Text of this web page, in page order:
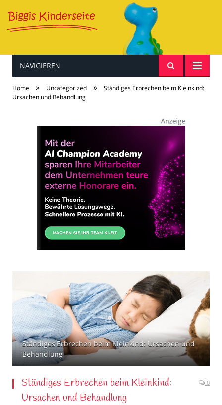
Baby & Kind
NAVIGIEREN
Home » Uncategorized »
Ständiges Erbrechen beim Kleinkind:
Ursachen und Behandlung
Ständiges Erbrechen beim Kleinkind: Ursachen und
Behandlung
Ständiges Erbrechen beim Kleinkind:
Ursachen und Behandlung
0